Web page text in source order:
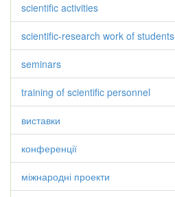
scientific activities
scientific-research work of students
seminars
training of scientific personnel
виставки
конференції
міжнародні проекти